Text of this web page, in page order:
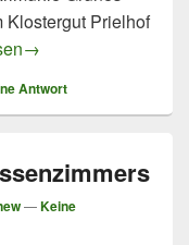
Klostergut Prielhof
→
Antwort
—Keine